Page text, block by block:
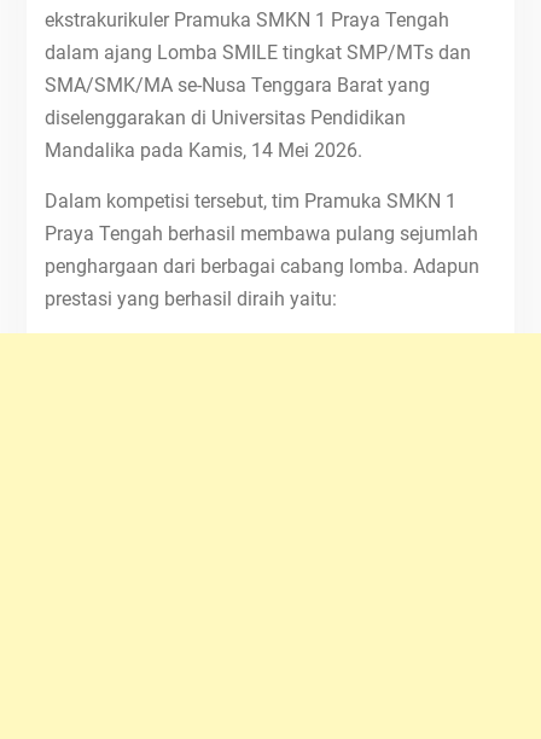
ekstrakurikuler Pramuka SMKN 1 Praya Tengah
dalam ajang Lomba SMILE tingkat SMP/MTs dan
SMA/SMK/MA se-Nusa Tenggara Barat yang
diselenggarakan di Universitas Pendidikan
Mandalika pada Kamis, 14 Mei 2026.
Dalam kompetisi tersebut, tim Pramuka SMKN 1
Praya Tengah berhasil membawa pulang sejumlah
penghargaan dari berbagai cabang lomba. Adapun
prestasi yang berhasil diraih yaitu: